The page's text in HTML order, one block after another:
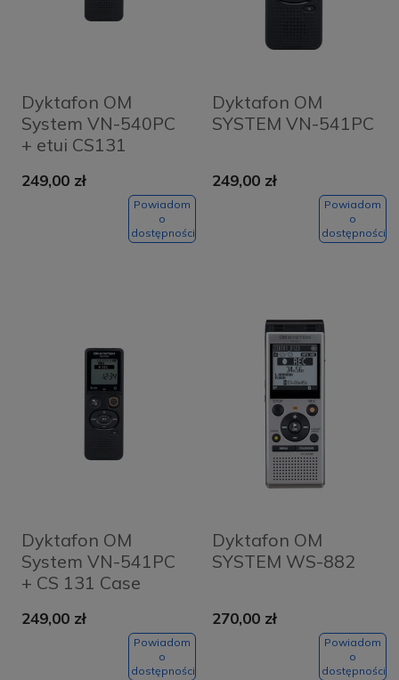
Dyktafon OM
System VN-540PC
+ etui CS131
249,00 zł
Powiadom
o
dostępności
Dyktafon OM
SYSTEM VN-541PC
249,00 zł
Powiadom
o
dostępności
Dyktafon OM
System VN-541PC
+ CS 131 Case
249,00 zł
Powiadom
o
dostępności
Dyktafon OM
SYSTEM WS-882
270,00 zł
Powiadom
o
dostępności